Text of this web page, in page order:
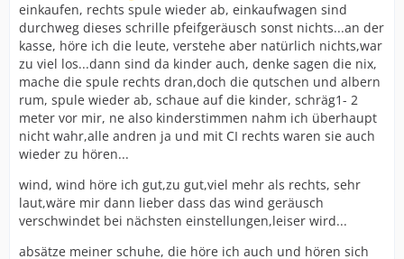
einkaufen, rechts spule wieder ab, einkaufwagen sind
durchweg dieses schrille pfeifgeräusch sonst nichts...an der
kasse, höre ich die leute, verstehe aber natürlich nichts,war
zu viel los...dann sind da kinder auch, denke sagen die nix,
mache die spule rechts dran,doch die qutschen und albern
rum, spule wieder ab, schaue auf die kinder, schräg1- 2
meter vor mir, ne also kinderstimmen nahm ich überhaupt
nicht wahr,alle andren ja und mit CI rechts waren sie auch
wieder zu hören...
wind, wind höre ich gut,zu gut,viel mehr als rechts, sehr
laut,wäre mir dann lieber dass das wind geräusch
verschwindet bei nächsten einstellungen,leiser wird...
absätze meiner schuhe, die höre ich auch und hören sich